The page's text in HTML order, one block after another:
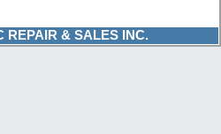
REPAIR & SALES INC.